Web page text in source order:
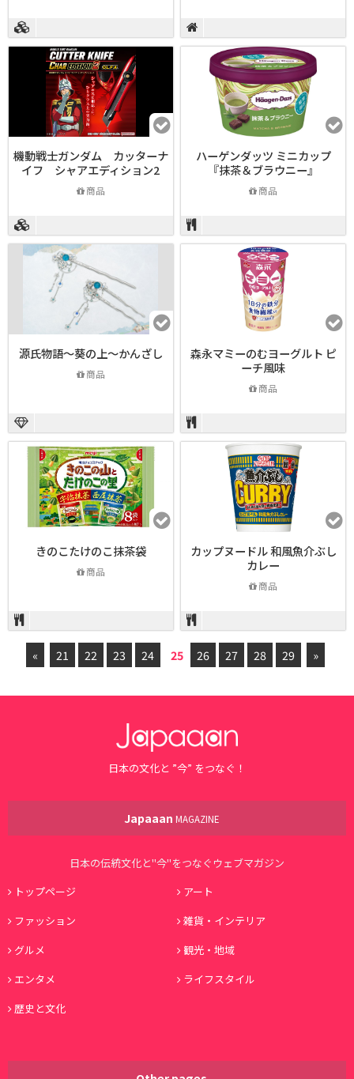
機動戦士ガンダム カッターナ
イフ シャアエディション2
商品
ハーゲンダッツ ミニカップ
『抹茶＆ブラウニー』
商品
源氏物語～葵の上～かんざし
商品
森永マミーのむヨーグルト ピ
ーチ風味
商品
きのこたけのこ抹茶袋
商品
カップヌードル 和風魚介ぶし
カレー
商品
« 21 22 23 24 25 26 27 28 29 »
日本の文化と ”今” をつなぐ！
Japaaan MAGAZINE
日本の伝統文化と"今"をつなぐウェブマガジン
トップページ
アート
ファッション
雑貨・インテリア
グルメ
観光・地域
エンタメ
ライフスタイル
歴史と文化